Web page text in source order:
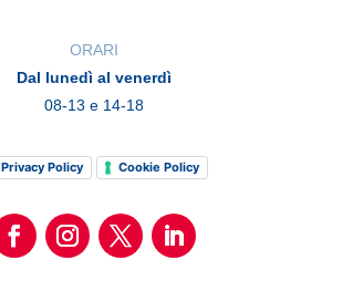
ORARI
Dal lunedì al venerdì
08-13 e 14-18
Privacy Policy Cookie Policy